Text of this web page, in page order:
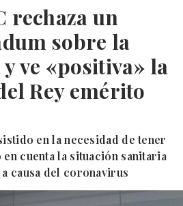
rechaza un
sobre la
ve «positiva» la
Rey emérito
en la necesidad de tener
cuenta la situación sanitaria
causa del coronavirus